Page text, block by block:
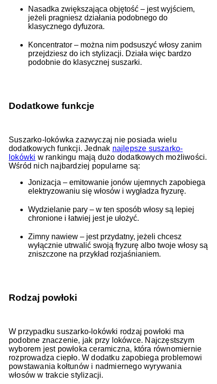
Nasadka zwiększająca objętość – jest wyjściem,
jeżeli pragniesz działania podobnego do
klasycznego dyfuzora.
Koncentrator – można nim podsuszyć włosy zanim
przejdziesz do ich stylizacji. Działa więc bardzo
podobnie do klasycznej suszarki.
Dodatkowe funkcje
Suszarko-lokówka zazwyczaj nie posiada wielu
dodatkowych funkcji. Jednak najlepsze suszarko-
lokówki w rankingu mają dużo dodatkowych możliwości.
Wśród nich najbardziej popularne są:
Jonizacja – emitowanie jonów ujemnych zapobiega
elektryzowaniu się włosów i wygładza fryzurę.
Wydzielanie pary – w ten sposób włosy są lepiej
chronione i łatwiej jest je ułożyć.
Zimny nawiew – jest przydatny, jeżeli chcesz
wyłącznie utrwalić swoją fryzurę albo twoje włosy są
zniszczone na przykład rozjaśnianiem.
Rodzaj powłoki
W przypadku suszarko-lokówki rodzaj powłoki ma
podobne znaczenie, jak przy lokówce. Najczęstszym
wyborem jest powłoka ceramiczna, która równomiernie
rozprowadza ciepło. W dodatku zapobiega problemowi
powstawania kołtunów i nadmiernego wyrywania
włosów w trakcie stylizacji.